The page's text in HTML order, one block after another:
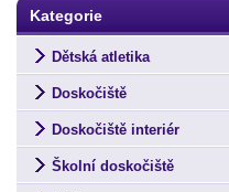
Kategorie
Dětská atletika
Doskočiště
Doskočiště interiér
Školní doskočiště